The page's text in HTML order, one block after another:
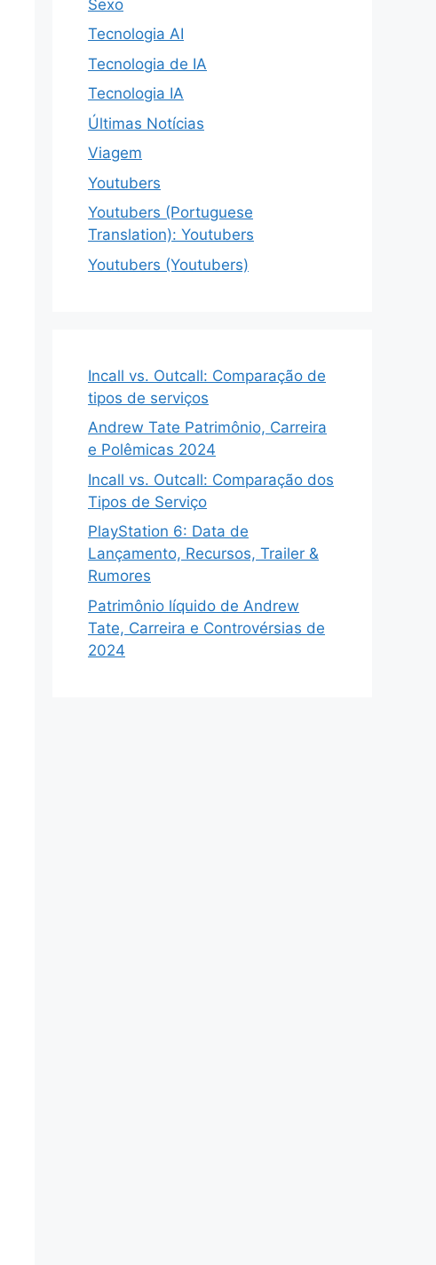
Sexo
Tecnologia AI
Tecnologia de IA
Tecnologia IA
Últimas Notícias
Viagem
Youtubers
Youtubers (Portuguese
Translation): Youtubers
Youtubers (Youtubers)
Incall vs. Outcall: Comparação de
tipos de serviços
Andrew Tate Patrimônio, Carreira
e Polêmicas 2024
Incall vs. Outcall: Comparação dos
Tipos de Serviço
PlayStation 6: Data de
Lançamento, Recursos, Trailer &
Rumores
Patrimônio líquido de Andrew
Tate, Carreira e Controvérsias de
2024